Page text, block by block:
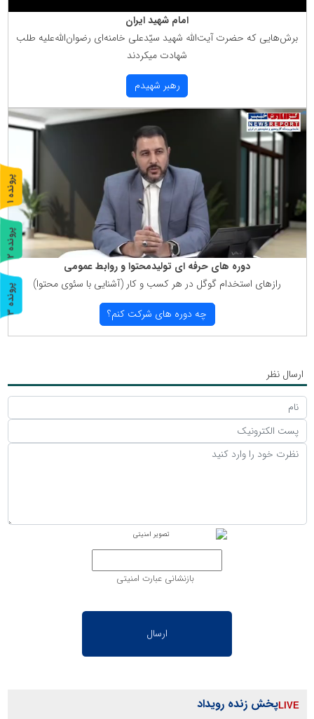
امام شهید ایران
برش‌هایی كه حضرت آیت‌الله شهید سیّدعلی خامنه‌ای رضوان‌الله‌علیه طلب
شهادت میكردند
رهبر شهیدم
دوره های حرفه ای تولیدمحتوا و روابط عمومی
رازهای استخدام گوگل در هر كسب و كار (آشنایی با سئوی محتوا)
چه دوره های شركت كنم؟
ارسال نظر
بازنشانی عبارت امنیتی
پخش زنده رویداد
پ
ر
و
ن
د
ه
1
پ
ر
و
ن
د
ه
2
پ
ر
و
ن
د
ه
3